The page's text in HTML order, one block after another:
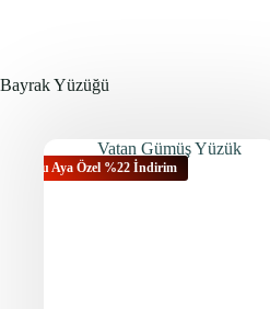
Bayrak Yüzüğü
Bu Aya Özel %22 İndirim